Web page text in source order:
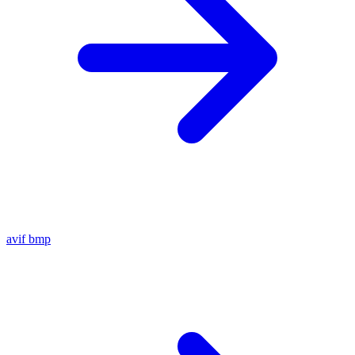
avif bmp